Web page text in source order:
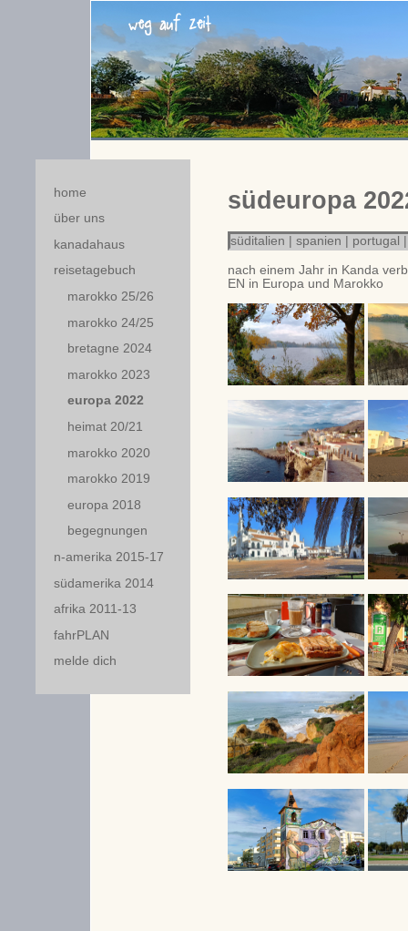
home
über uns
kanadahaus
reisetagebuch
marokko 25/26
marokko 24/25
bretagne 2024
marokko 2023
europa 2022
heimat 20/21
marokko 2020
marokko 2019
europa 2018
begegnungen
n-amerika 2015-17
südamerika 2014
afrika 2011-13
fahrPLAN
melde dich
südeuropa
süditalien spanien portugal
nach einem Jahr in Kanda
EN in Europa und Marokko